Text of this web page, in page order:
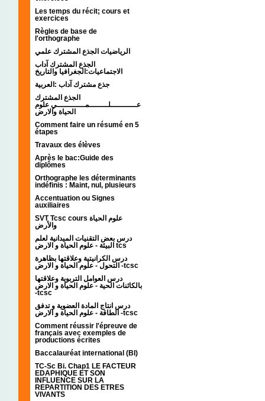
Les temps du récit; cours et
exercices
Règles de base de
l'orthographe
الرياضيات الجذع المشترك علمي
الجذع المشترك آداب
الاجتماعيات:الجغرافيا والتاريخ
جذع مشترك آداب :العربية
الجذع المشترك
عـــــــــــلــــــــمــــــــــــي علوم
الحياة والارض
Comment faire un résumé en 5
étapes
Travaux des élèves
Après le bac:Guide des
diplômes
Orthographe les déterminants
indéfinis : Maint, nul, plusieurs
Accentuation ou Signes
auxiliaires
SVT Tcsc cours علوم الحياة
والأرض
درس بعض التقنيات الميدانية لعلم
البيئة - علوم الحياة و الارض tcs
درس الكرانيتية وعلاقتها بظاهرة
التحول - علوم الحياة و الارض -tcsc
درس العوامل التربوية وعلاقتها
بالكائنات الحية - علوم الحياة و الارض
-tcsc
درس انتاج المادة العضوية و تدفق
الطاقة - علوم الحياة و الارض -tcsc
Comment réussir l'épreuve de
français avec exemples de
productions écrites
Baccalauréat international (BI)
TC-Sc Bi. Chap1 LE FACTEUR
EDAPHIQUE ET SON
INFLUENCE SUR LA
REPARTITION DES ETRES
VIVANTS